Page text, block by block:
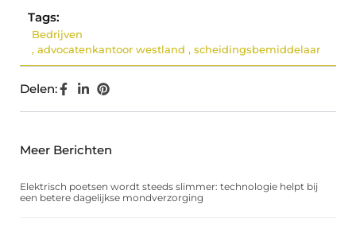
Tags:
Bedrijven
, advocatenkantoor westland , scheidingsbemiddelaar
Delen:
Meer Berichten
Elektrisch poetsen wordt steeds slimmer: technologie helpt bij
een betere dagelijkse mondverzorging